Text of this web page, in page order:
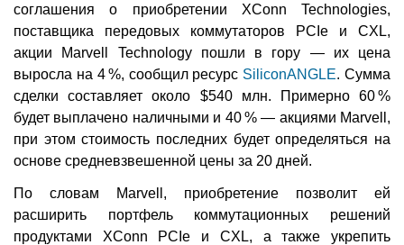
соглашения о приобретении XConn Technologies,
поставщика передовых коммутаторов PCIe и CXL,
акции Marvell Technology пошли в гору — их цена
выросла на 4 %, сообщил ресурс SiliconANGLE. Сумма
сделки составляет около $540 млн. Примерно 60 %
будет выплачено наличными и 40 % — акциями Marvell,
при этом стоимость последних будет определяться на
основе средневзвешенной цены за 20 дней.
По словам Marvell, приобретение позволит ей
расширить портфель коммутационных решений
продуктами XConn PCIe и CXL, а также укрепить